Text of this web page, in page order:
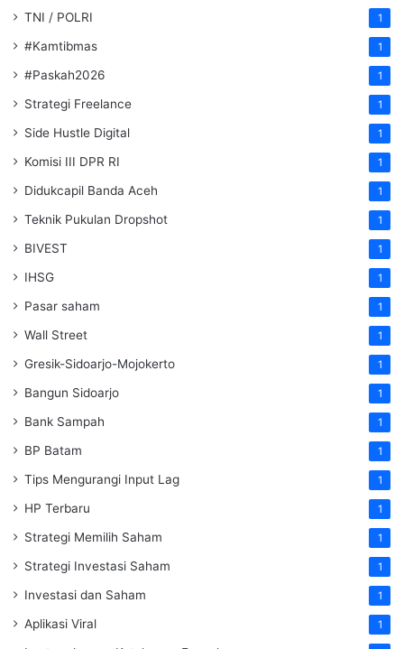
TNI / POLRI 1
#Kamtibmas 1
#Paskah2026 1
Strategi Freelance 1
Side Hustle Digital 1
Komisi III DPR RI 1
Didukcapil Banda Aceh 1
Teknik Pukulan Dropshot 1
BIVEST 1
IHSG 1
Pasar saham 1
Wall Street 1
Gresik-Sidoarjo-Mojokerto 1
Bangun Sidoarjo 1
Bank Sampah 1
BP Batam 1
Tips Mengurangi Input Lag 1
HP Terbaru 1
Strategi Memilih Saham 1
Strategi Investasi Saham 1
Investasi dan Saham 1
Aplikasi Viral 1